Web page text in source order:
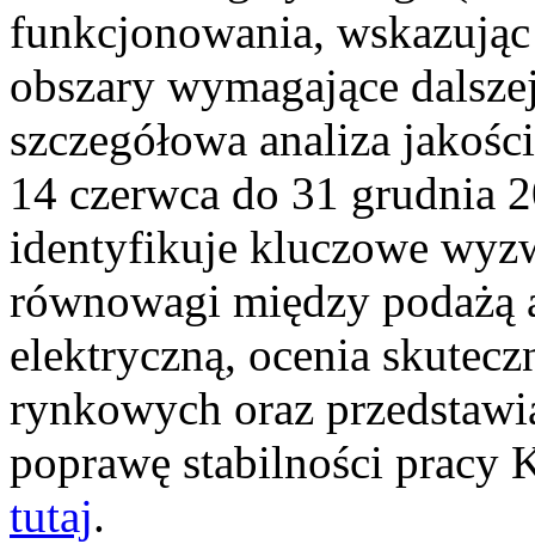
funkcjonowania,
obszary wymagające
szczegółowa analiza
14 czerwca do 31 grudnia
identyfikuje kluczowe
równowagi między podażą
elektryczną, ocenia
rynkowych oraz
poprawę stabilności pracy
tutaj.